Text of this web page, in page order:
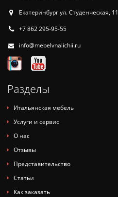
Екатеринбург ул. Студенческая, 11
+7 862 295-95-55
info@mebelvnalichii.ru
Разделы
Итальянская мебель
Услуги и сервис
О нас
Отзывы
Представительство
Статьи
Как заказать